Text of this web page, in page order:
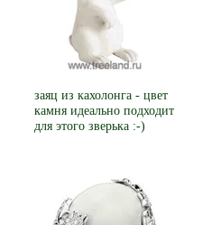
заяц из кахолонга - цвет
камня идеально подходит
для этого зверька :-)